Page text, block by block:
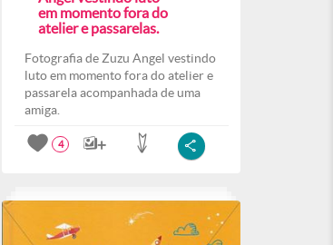
em momento fora do
atelier e passarelas.
Fotografia de Zuzu Angel vestindo
luto em momento fora do atelier e
passarela acompanhada de uma
amiga.
4